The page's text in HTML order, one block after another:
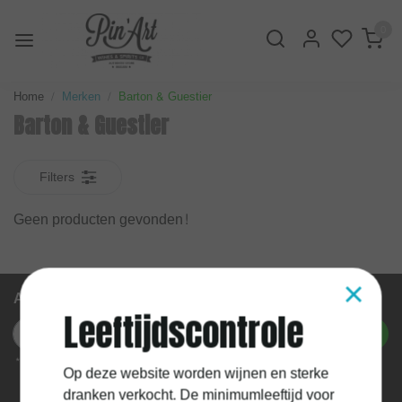
Home Merken Barton & Guestier
Barton & Guestier
Filters
Geen producten gevonden!
Abonneer je op onze nieuwsbrief
* We'll never share your email with anyone else.
Mijn account
×
Leeftijdscontrole
Op deze website worden wijnen en sterke
dranken verkocht. De minimumleeftijd voor